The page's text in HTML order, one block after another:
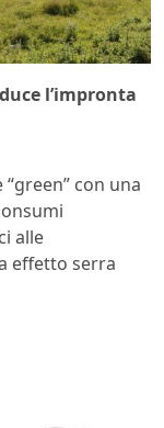
l’impronta
con una
alle
effetto serra